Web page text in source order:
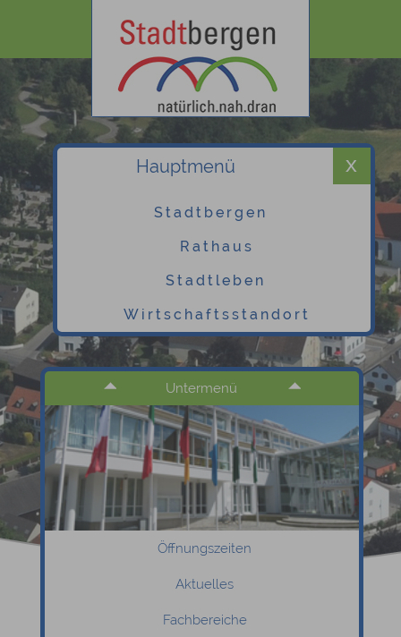
Hauptmenü
Stadtbergen
Rathaus
Stadtleben
Wirtschaftsstandort
Untermenü
Öffnungszeiten
Aktuelles
Fachbereiche